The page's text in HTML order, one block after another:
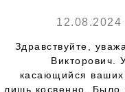
12.08.2024
Здравствуйте,
Викторович.
касающийся ваших
лишь косвенно. Было